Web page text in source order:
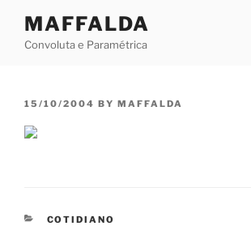
content
MAFFALDA
Convoluta e Paramétrica
POSTED
15/10/2004 BY MAFFALDA
CATEGORIES
COTIDIANO